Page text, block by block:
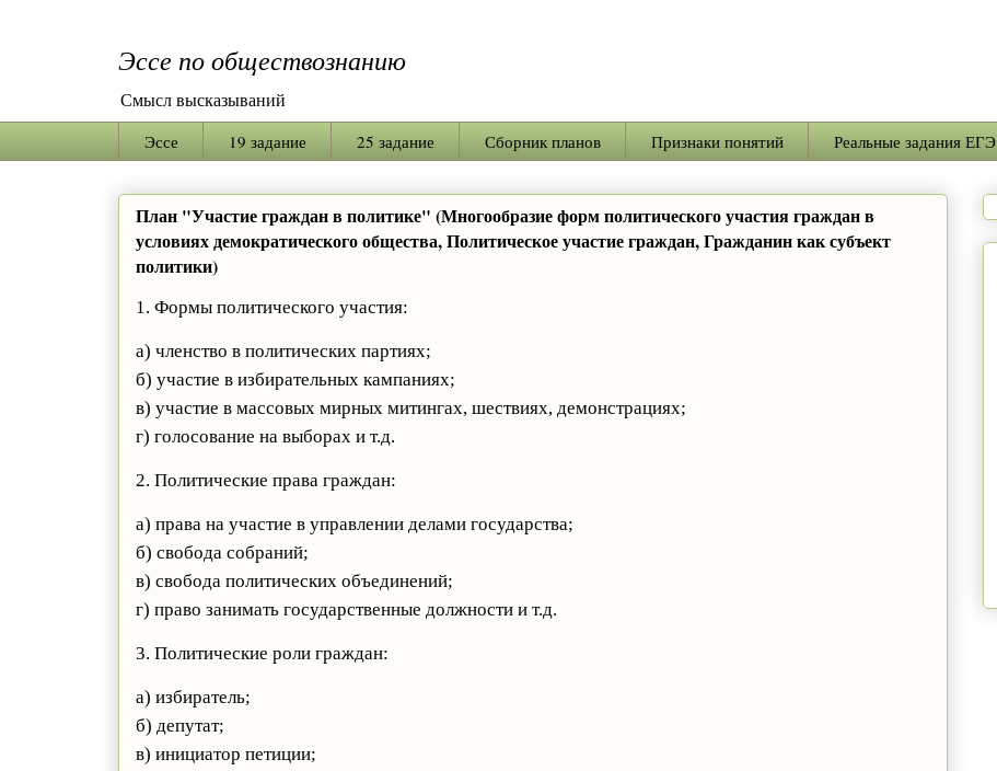
Эссе по обществознанию
Смысл высказываний
Эссе 19 задание 25 задание Сборник планов Признаки понятий Реальные задания ЕГЭ
План "Участие граждан в политике" (Многообразие форм политического участия граждан в
условиях демократического общества, Политическое участие граждан, Гражданин как субъект
политики)
1. Формы политического участия:
а) членство в политических партиях;
б) участие в избирательных кампаниях;
в) участие в массовых мирных митингах, шествиях, демонстрациях;
г) голосование на выборах и т.д.
2. Политические права граждан:
а) права на участие в управлении делами государства;
б) свобода собраний;
в) свобода политических объединений;
г) право занимать государственные должности и т.д.
3. Политические роли граждан:
а) избиратель;
б) депутат;
в) инициатор петиции;